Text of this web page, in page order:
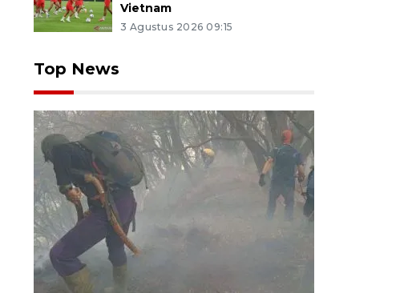
Vietnam
3 Agustus 2026 09:15
Top News